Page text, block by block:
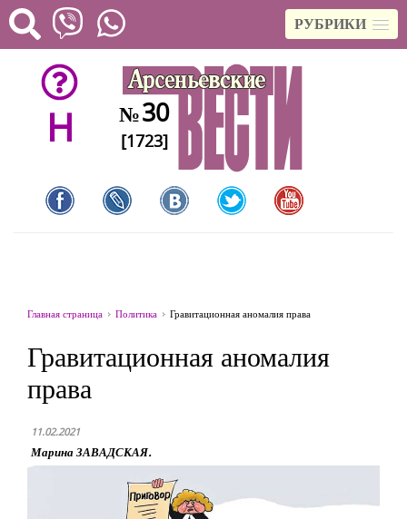
РУБРИКИ
H №30
[1723]
Главная страница Политика Гравитационная аномалия права
Гравитационная аномалия
права
11.02.2021
Марина ЗАВАДСКАЯ.